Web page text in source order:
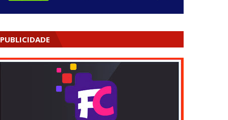
PUBLICIDADE